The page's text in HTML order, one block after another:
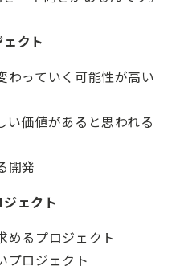
クト
わっていく可能性が高い
い価値があると思われる
開発
ェクト
めるプロジェクト
プロジェクト